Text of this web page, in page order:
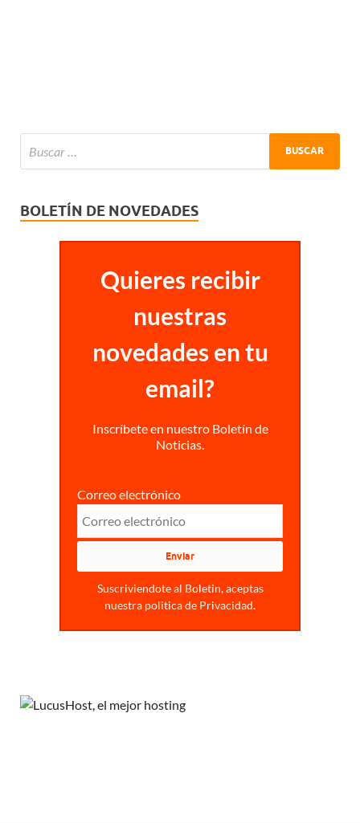
BOLETÍN DE NOVEDADES
Quieres recibir
nuestras
novedades en tu
email?
Inscríbete en nuestro Boletín de
Noticias.
Correo electrónico
Suscriviendote al Boletin, aceptas
nuestra politica de Privacidad.